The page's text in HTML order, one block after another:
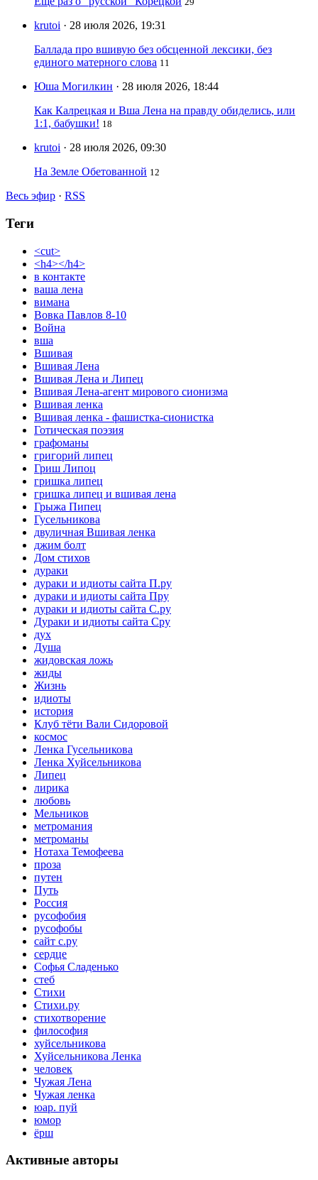
krutoi · 28 июля 2026, 19:31
Баллада про вшивую без обсценной лексики, без
единого матерного слова 11
Юша Могилкин · 28 июля 2026, 18:44
Как Калрецкая и Вша Лена на правду обиделись, или
1:1, бабушки! 18
krutoi · 28 июля 2026, 09:30
На Земле Обетованной 12
Весь эфир · RSS
Теги
<cut>
<h4></h4>
в контакте
ваша лена
вимана
Вовка Павлов 8-10
Война
вша
Вшивая
Вшивая Лена
Вшивая Лена и Липец
Вшивая Лена-агент мирового сионизма
Вшивая ленка
Вшивая ленка - фашистка-сионистка
Готическая поэзия
графоманы
григорий липец
Гриш Липоц
гришка липец
гришка липец и вшивая лена
Грыжа Пипец
Гусельникова
двуличная Вшивая ленка
джим болт
Дом стихов
дураки
дураки и идиоты сайта П.ру
дураки и идиоты сайта Пру
дураки и идиоты сайта С.ру
Дураки и идиоты сайта Сру
дух
Душа
жидовская ложь
жиды
Жизнь
идиоты
история
Клуб тёти Вали Сидоровой
космос
Ленка Гусельникова
Ленка Хуйсельникова
Липец
лирика
любовь
Мельников
метромания
метроманы
Нотаха Темофеева
проза
путен
Путь
Россия
русофобия
русофобы
сайт с.ру
сердце
Софья Сладенько
стеб
Стихи
Стихи.ру
стихотворение
философия
хуйсельникова
Хуйсельникова Ленка
человек
Чужая Лена
Чужая ленка
юар. пуй
юмор
ёрш
Активные авторы